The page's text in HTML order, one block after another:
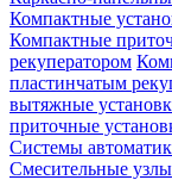
Компактные
Компактные
рекуператором
пластинчатым
вытяжные
приточные
Системы
Смесительные узлы